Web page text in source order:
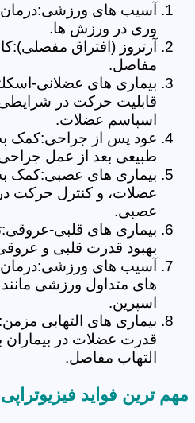
آسیب های ورزشی:درمان
وری در ورزش ها.
آرتروز (افتراق
مفاصل.
بیماری های عضلانی-
قابلیت حرکت در شرایطی
اسپاسم عضلات.
عود پس از جراحی:کمک
طبیعی بعد از عمل
بیماری های عصبی:کمک
عضلات، و کنترل حرکت
عصبی.
بیماری های قلبی-
بهبود قدرت قلبی و
آسیب های ورزشی:درمان
های متداول ورزشی
اسپرین.
بیماری های التهابی
قدرت عضلات در بیماران
التهاب مفاصل.
مهم ترین فواید